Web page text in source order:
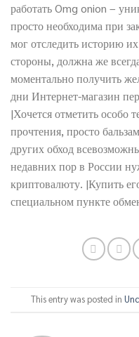
работать Omg onion –
просто необходима при
мог отследить историю
стороны, должна же
моментально получить
дни Интернет-магазин
|Хочется отметить особо
прочтения, просто
других обход
недавних пор в России
криптовалюту. |Купить
специальном пункте
This entry was posted in